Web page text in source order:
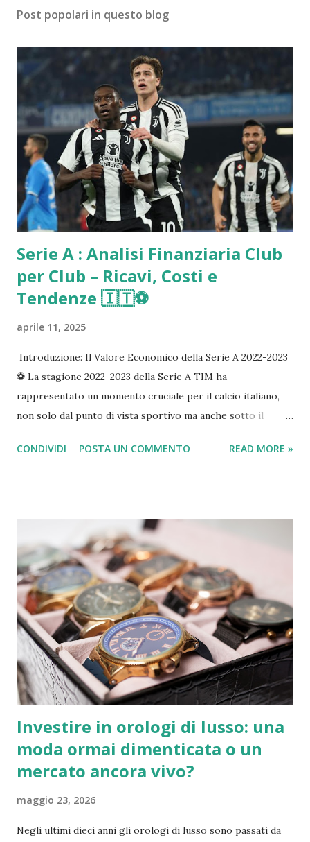
Post popolari in questo blog
Serie A : Analisi Finanziaria Club
per Club – Ricavi, Costi e
Tendenze 🇮🇹⚽️
aprile 11, 2025
Introduzione: Il Valore Economico della Serie A 2022-2023
⚽️ La stagione 2022-2023 della Serie A TIM ha
rappresentato un momento cruciale per il calcio italiano,
non solo dal punto di vista sportivo ma anche sotto il
post-pandemica e di rinnovate ambizioni europee, l'analisi
Serie A si conferma un comparto industriale di primo
livello, capace di generare un impatto significativo sul PIL
nazionale, stimato in oltre 11 miliardi di euro considerando
effetti diretti, indiretti e indotti, e sostenendo quasi
130.000 posti di lavoro. La stagione 2022-2023 è stata
particolarmente ricca di eventi sportivi di rilievo. Il Napoli
ha conquistato il suo terzo Scudetto a 33 anni dall'ultimo
trionfo, un successo storico che ha avuto un impatto
notevole anche sui conti de...
CONDIVIDI POSTA UN COMMENTO READ MORE »
Investire in orologi di lusso: una
moda ormai dimenticata o un
mercato ancora vivo?
maggio 23, 2026
Negli ultimi dieci anni gli orologi di lusso sono passati da